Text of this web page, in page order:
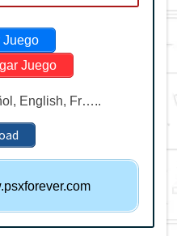
Juego
Juego
English, Fr…..